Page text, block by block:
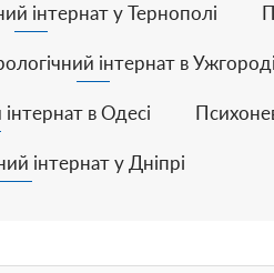
інтернат у Тернополі
інтернат в Ужгороді
в Одесі
інтернат у Дніпрі